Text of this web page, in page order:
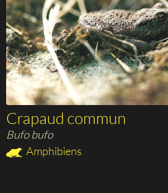
Crapaud commun
Bufo bufo
Amphibiens